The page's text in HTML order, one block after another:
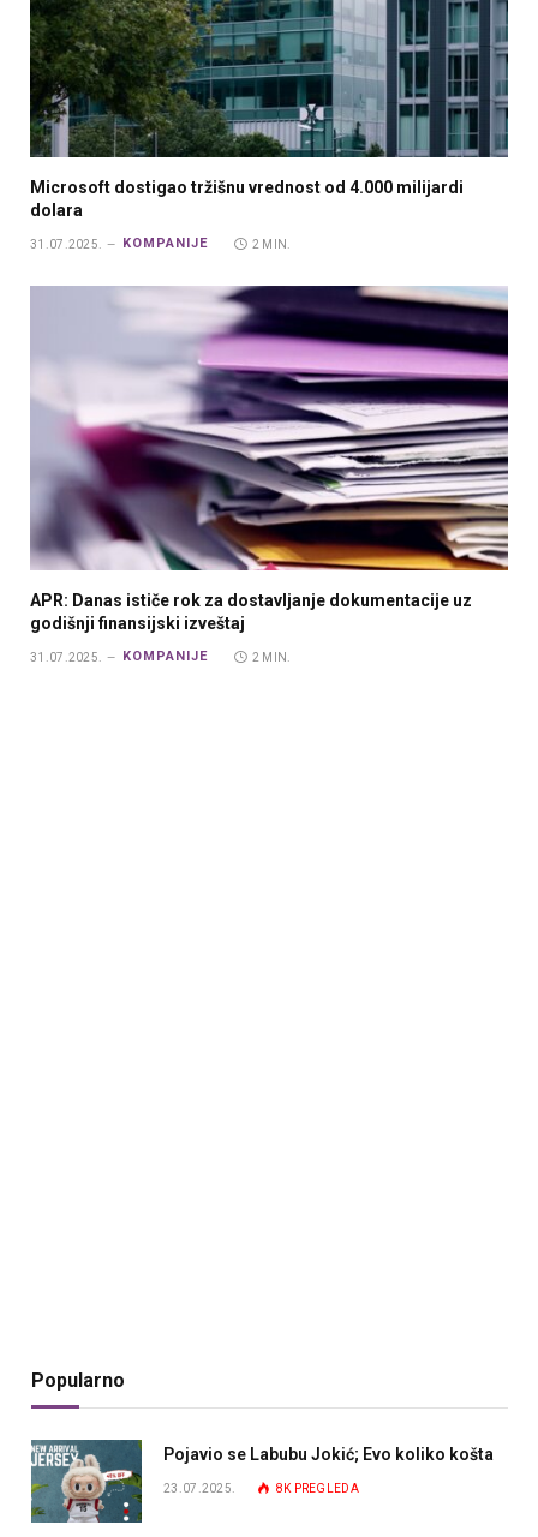
Microsoft dostigao tržišnu vrednost od 4.000 milijardi
dolara
31.07.2025. KOMPANIJE 2 MIN.
APR: Danas ističe rok za dostavljanje dokumentacije uz
godišnji finansijski izveštaj
31.07.2025. KOMPANIJE 2 MIN.
Popularno
Pojavio se Labubu Jokić; Evo koliko košta
23.07.2025. 8K PREGLEDA